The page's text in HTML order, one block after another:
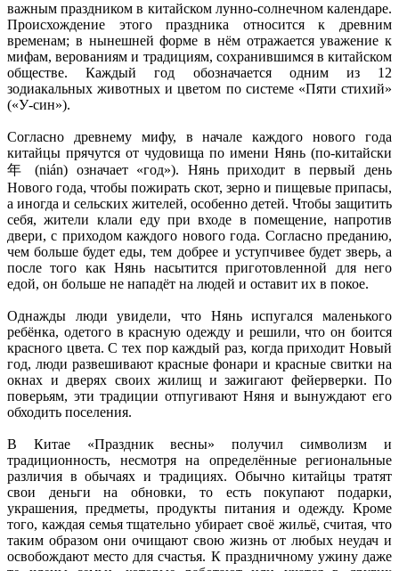
важным праздником в китайском лунно-солнечном календаре.
Происхождение этого праздника относится к древним
временам; в нынешней форме в нём отражается уважение к
мифам, верованиям и традициям, сохранившимся в китайском
обществе. Каждый год обозначается одним из 12
зодиакальных животных и цветом по системе «Пяти стихий»
(«У-син»).
Согласно древнему мифу, в начале каждого нового года
китайцы прячутся от чудовища по имени Нянь (по-китайски
年 (nián) означает «год»). Нянь приходит в первый день
Нового года, чтобы пожирать скот, зерно и пищевые припасы,
а иногда и сельских жителей, особенно детей. Чтобы защитить
себя, жители клали еду при входе в помещение, напротив
двери, с приходом каждого нового года. Согласно преданию,
чем больше будет еды, тем добрее и уступчивее будет зверь, а
после того как Нянь насытится приготовленной для него
едой, он больше не нападёт на людей и оставит их в покое.
Однажды люди увидели, что Нянь испугался маленького
ребёнка, одетого в красную одежду и решили, что он боится
красного цвета. С тех пор каждый раз, когда приходит Новый
год, люди развешивают красные фонари и красные свитки на
окнах и дверях своих жилищ и зажигают фейерверки. По
поверьям, эти традиции отпугивают Няня и вынуждают его
обходить поселения.
В Китае «Праздник весны» получил символизм и
традиционность, несмотря на определённые региональные
различия в обычаях и традициях. Обычно китайцы тратят
свои деньги на обновки, то есть покупают подарки,
украшения, предметы, продукты питания и одежду. Кроме
того, каждая семья тщательно убирает своё жильё, считая, что
таким образом они очищают свою жизнь от любых неудач и
освобождают место для счастья. К праздничному ужину даже